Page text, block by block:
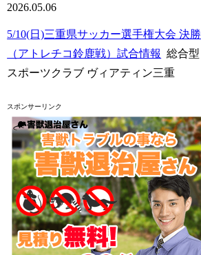
2026.05.06
5/10(日)三重県サッカー選手権大会 決勝
（アトレチコ鈴鹿戦）試合情報 総合型
スポーツクラブ ヴィアティン三重
スポンサーリンク